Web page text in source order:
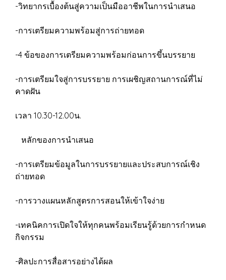
-วิทยากรเบื้องต้นสู่ความเป็นมืออาชีพในการนําเสนอ
-การเตรียมความพร้อมสู่การถ่ายทอด
-4 ข้อของการเตรียมความพร้อมก่อนการขึ้นบรรยาย
-การเตรียมใจสู่การบรรยาย การเผชิญสถานการณ์ที่ไม่
คาดฝัน
เวลา 10.30-12.00น.
หลักของการนําเสนอ
-การเตรียมข้อมูลในการบรรยายและประสบการณ์เชิง
ถ่ายทอด
-การวางแผนหลักสูตรการสอนให้เข้าใจง่าย
-เทคนิคการเปิดใจให้ทุกคนพร้อมเรียนรู้ด้วยการกำหนด
กิจกรรม
-ศิลปะการสื่อสารอย่างได้ผล